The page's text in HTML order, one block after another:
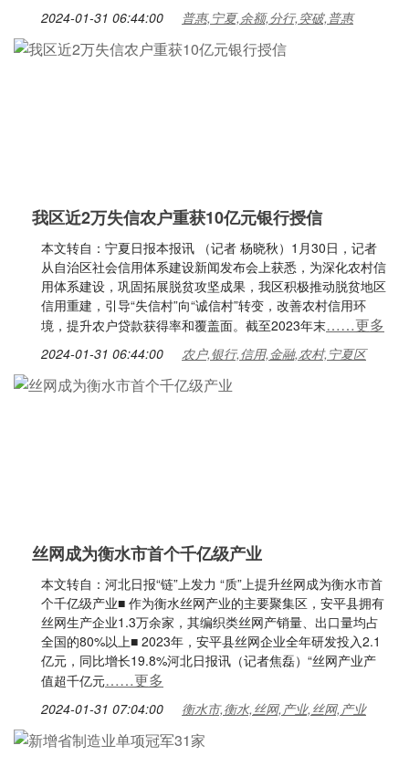
2024-01-31 06:44:00 普惠,宁夏,余额,分行,突破,普惠
我区近2万失信农户重获10亿元银行授信
本文转自：宁夏日报本报讯 （记者 杨晓秋）1月30日，记者
从自治区社会信用体系建设新闻发布会上获悉，为深化农村信
用体系建设，巩固拓展脱贫攻坚成果，我区积极推动脱贫地区
信用重建，引导“失信村”向“诚信村”转变，改善农村信用环
境，提升农户贷款获得率和覆盖面。截至2023年末……更多
2024-01-31 06:44:00 农户,银行,信用,金融,农村,宁夏区
丝网成为衡水市首个千亿级产业
本文转自：河北日报“链”上发力 “质”上提升丝网成为衡水市首
个千亿级产业■ 作为衡水丝网产业的主要聚集区，安平县拥有
丝网生产企业1.3万余家，其编织类丝网产销量、出口量均占
全国的80%以上■ 2023年，安平县丝网企业全年研发投入2.1
亿元，同比增长19.8%河北日报讯（记者焦磊）“丝网产业产
值超千亿元……更多
2024-01-31 07:04:00 衡水市,衡水,丝网,产业,丝网,产业